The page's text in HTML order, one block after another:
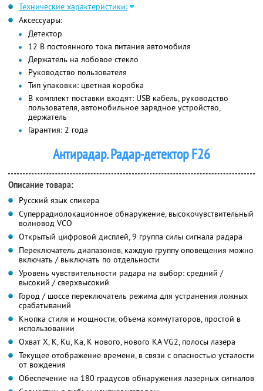
Технические характеристики:
Аксессуары:
Детектор
12 В постоянного тока питания автомобиля
Держатель на лобовое стекло
Руководство пользователя
Тип упаковки: цветная коробка
В комплект поставки входят: USB кабель, руководство
пользователя, автомобильное зарядное устройство,
держатель
Гарантия: 2 года
Антирадар. Радар-детектор F26
Описание товара:
Русский язык спикера
Суперрадиолокационное обнаружение, высокочувствительный
волновод VCO
Открытый цифровой дисплей, 9 группа силы сигнала радара
Переключатель диапазонов, каждую группу оповещения можно
включать / выключать по отдельности
Уровень чувствительности радара на выбор: средний /
высокий / сверхвысокий
Город / шоссе переключатель режима для устранения ложных
срабатываний
Кнопка стиля и мощности, объема коммутаторов, простой в
использовании
Охват X, K, Ku, Ка, K нового, нового КА VG2, полосы лазера
Текущее отображение времени, в связи с опасностью усталости
от вождения
Обеспечение на 180 градусов обнаружения лазерных сигналов